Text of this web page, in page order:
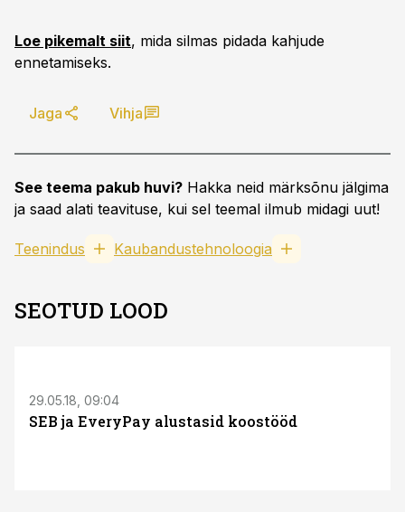
Loe pikemalt siit, mida silmas pidada kahjude
ennetamiseks.
Jaga Vihja
See teema pakub huvi? Hakka neid märksõnu jälgima
ja saad alati teavituse, kui sel teemal ilmub midagi uut!
Teenindus Kaubandustehnoloogia
SEOTUD LOOD
29.05.18, 09:04
SEB ja EveryPay alustasid koostööd